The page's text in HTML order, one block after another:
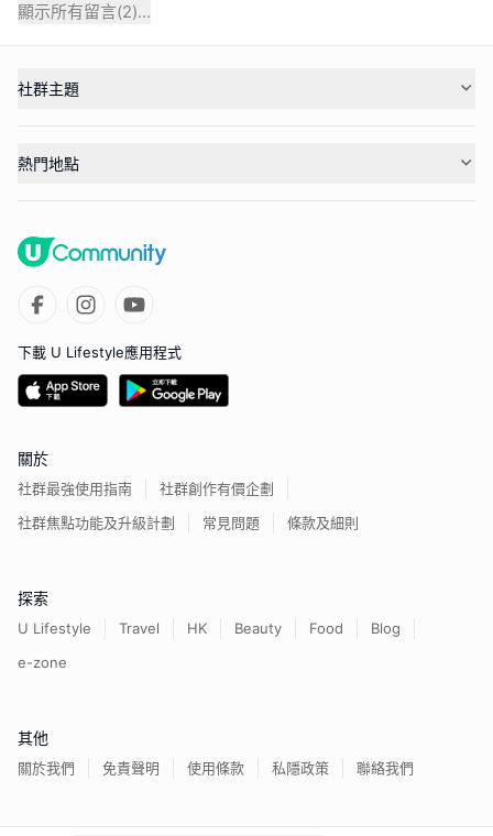
顯示所有留言(2)...
社群主題
熱門地點
下載 U Lifestyle應用程式
關於
社群最強使用指南
社群創作有價企劃
社群焦點功能及升級計劃
常見問題 條款及細則
探索
U Lifestyle Travel HK Beauty Food
Blog
e-zone
其他
關於我們 免責聲明 使用條款 私隱政策 聯絡我們